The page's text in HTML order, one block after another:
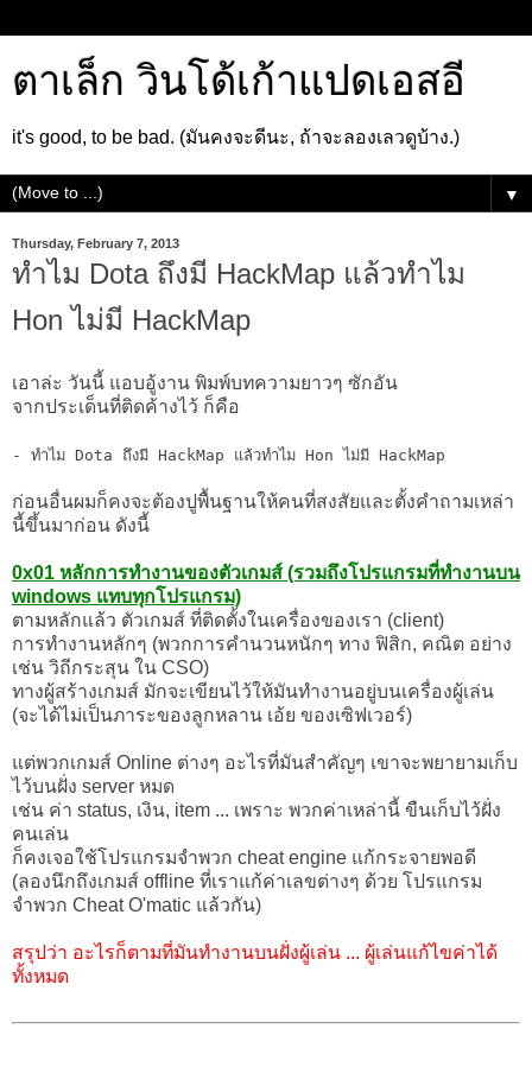
ตาเล็ก วินโด้เก้าแปดเอสอี
it's good, to be bad. (มันคงจะดีนะ, ถ้าจะลองเลวดูบ้าง.)
▼
Thursday, February 7, 2013
ทำไม Dota ถึงมี HackMap แล้วทำไม
Hon ไม่มี HackMap
เอาล่ะ วันนี้ แอบอู้งาน พิมพ์บทความยาวๆ ซักอัน
จากประเด็นที่ติดค้างไว้ ก็คือ
- ทำไม Dota ถึงมี HackMap แล้วทำไม Hon ไม่มี HackMap
ก่อนอื่นผมก็คงจะต้องปูพื้นฐานให้คนที่สงสัยและตั้งคำถามเหล่า
นี้ขึ้นมาก่อน ดังนี้
0x01 หลักการทำงานของตัวเกมส์ (รวมถึงโปรแกรมที่ทำงานบน
windows แทบทุกโปรแกรม)
ตามหลักแล้ว ตัวเกมส์ ที่ติดตั้งในเครื่องของเรา (client)
การทำงานหลักๆ (พวกการคำนวนหนักๆ ทาง ฟิสิก, คณิต อย่าง
เช่น วิถีกระสุน ใน CSO)
ทางผู้สร้างเกมส์ มักจะเขียนไว้ให้มันทำงานอยู่บนเครื่องผู้เล่น
(จะได้ไม่เป็นภาระของลูกหลาน เอ้ย ของเซิฟเวอร์)
แต่พวกเกมส์ Online ต่างๆ อะไรที่มันสำคัญๆ เขาจะพยายามเก็บ
ไว้บนฝั่ง server หมด
เช่น ค่า status, เงิน, item ... เพราะ พวกค่าเหล่านี้ ขืนเก็บไว้ฝั่ง
คนเล่น
ก็คงเจอใช้โปรแกรมจำพวก cheat engine แก้กระจายพอดี
(ลองนึกถึงเกมส์ offline ที่เราแก้ค่าเลขต่างๆ ด้วย โปรแกรม
จำพวก Cheat O'matic แล้วกัน)
สรุปว่า อะไรก็ตามที่มันทำงานบนฝั่งผู้เล่น ... ผู้เล่นแก้ไขค่าได้
ทั้งหมด